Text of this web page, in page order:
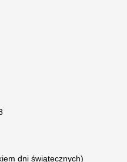
dni świątecznych)